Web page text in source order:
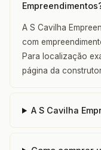
A S Cavilha
com
Para localização
página da
A S Cavilha